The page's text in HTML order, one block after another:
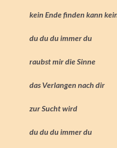
kein Ende finden kann
du du du immer du
raubst mir die Sinne
das Verlangen nach dir
zur Sucht wird
du du du immer du